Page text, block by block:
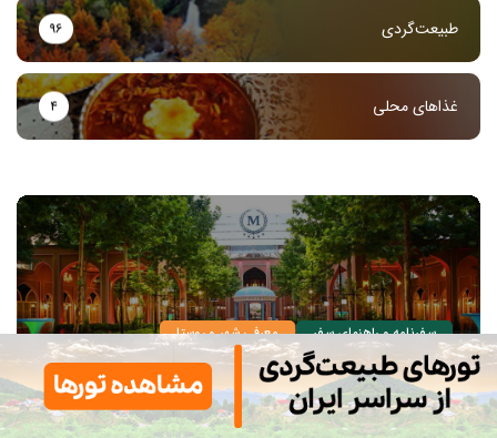
طبیعت‌گردی ۹۶
غذاهای محلی ۴
سفرنامه و راهنمای سفر معرفی شهر و روستا
معرفی بهترین رستوران های مشهد + آدرس و تلفن